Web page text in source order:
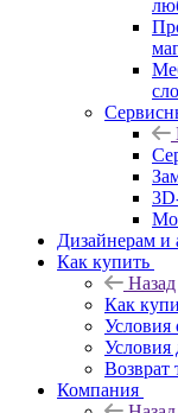
Дизайнерам и
Как купить
Назад
Как
Условия
Условия
Возврат
Компания